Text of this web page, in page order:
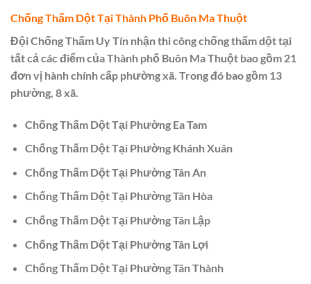
Chống Thấm Dột Tại Thành Phố Buôn Ma Thuột
Đội Chống Thấm Uy Tín nhận thi công chống thấm dột tại
tất cả các điểm của Thành phố Buôn Ma Thuột bao gồm 21
đơn vị hành chính cấp phường xã. Trong đó bao gồm 13
phường, 8 xã.
Chống Thấm Dột Tại Phường Ea Tam
Chống Thấm Dột Tại Phường Khánh Xuân
Chống Thấm Dột Tại Phường Tân An
Chống Thấm Dột Tại Phường Tân Hòa
Chống Thấm Dột Tại Phường Tân Lập
Chống Thấm Dột Tại Phường Tân Lợi
Chống Thấm Dột Tại Phường Tân Thành